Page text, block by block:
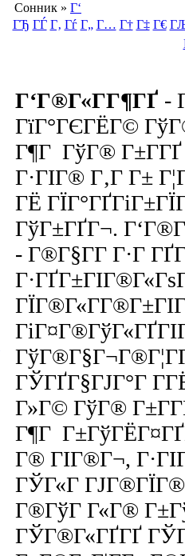
Сонник » Г‘
ГЂ ГЃ Г‚ Гѓ Г„ Г… Г† Г‡ Г€
Г‘Г®Г«Г­Г¶ГҐ -
ГїГ°ГЄГЁГ©
Г¶Г ГўГ® Г±Г­ГҐ
Г·ГІГ® Г‚Г Г±
ГЁ
ГўГ±ГҐГ¬.
- Г®Г§Г­Г Г·Г
ГЎГҐГ§ГЈГ°Г
Г»Г© ГўГ®
Г¶Г
Г® ГІГ®Г¬,
ГЎГ«Г
Г®ГўГ Г«Г®
ГЎГ®Г«ГҐГҐ